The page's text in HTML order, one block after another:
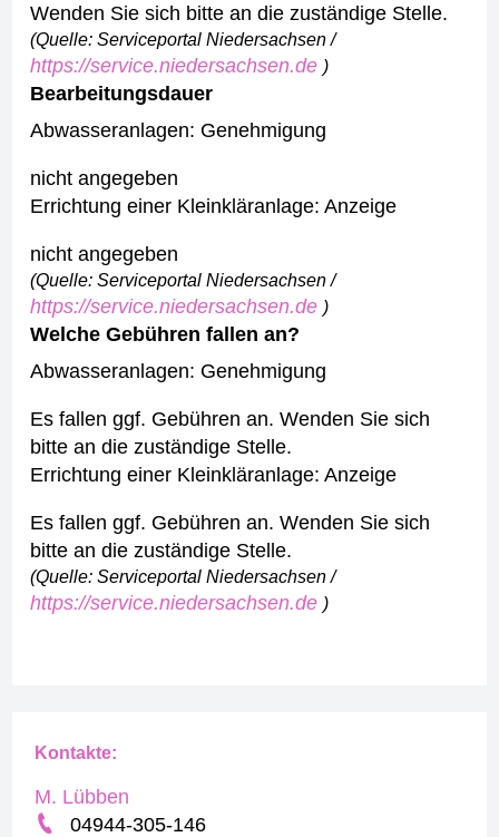
Wenden Sie sich bitte an die zuständige Stelle.
(Quelle: Serviceportal Niedersachsen /
https://service.niedersachsen.de )
Bearbeitungsdauer
Abwasseranlagen: Genehmigung
nicht angegeben
Errichtung einer Kleinkläranlage: Anzeige
nicht angegeben
(Quelle: Serviceportal Niedersachsen /
https://service.niedersachsen.de )
Welche Gebühren fallen an?
Abwasseranlagen: Genehmigung
Es fallen ggf. Gebühren an. Wenden Sie sich
bitte an die zuständige Stelle.
Errichtung einer Kleinkläranlage: Anzeige
Es fallen ggf. Gebühren an. Wenden Sie sich
bitte an die zuständige Stelle.
(Quelle: Serviceportal Niedersachsen /
https://service.niedersachsen.de )
Kontakte:
M. Lübben
04944-305-146